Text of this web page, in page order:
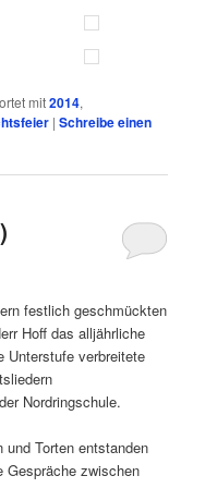
mit2014,
|Schreibe einen
festlich geschmückten
Hoff das alljährliche
Unterstufe verbreitete
Nordringschule.
Torten entstanden
Gespräche zwischen